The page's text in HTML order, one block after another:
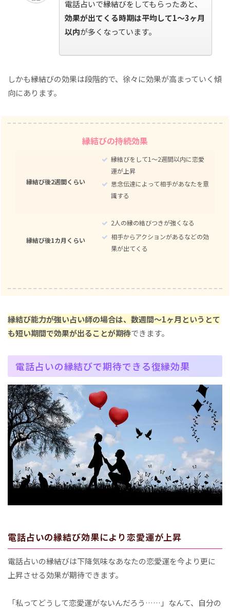
電話占いで縁結びをしてもらったあと、
効果が出てくる時期は平均して1～3ヶ月
以内が多くなっています。
しかも縁結びの効果は段階的で、徐々に効果が高まっていく傾
向にあります。
縁結びの持続効果
縁結び後2週間くらい
縁結びをして1～2週間以内に恋愛
運が上昇
思念伝達によって相手があなたを意
識する
縁結び後1カ月くらい
2人の縁の結びつきが強くなる
相手からアクションがあるなどの効
果が出てくる
縁結び能力が強い占い師の場合は、数週間～1ヶ月というとて
も短い期間で効果が出ることが期待できます。
電話占いの縁結びで期待できる復縁効果
電話占いの縁結び効果により恋愛運が上昇
電話占いの縁結びは下降気味なあなたの恋愛運を今より更に
上昇させる効果が期待できます。
「私ってどうして恋愛運がないんだろう……」なんて、自分の